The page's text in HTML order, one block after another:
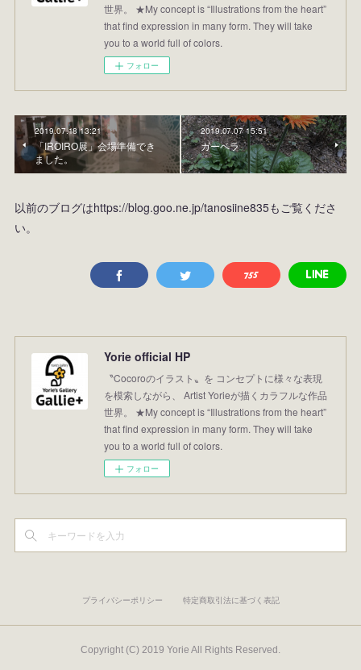
世界。 ★My concept is “Illustrations from the heart”
that find expression in many form. They will take
you to a world full of colors.
フォロー
2019.07.18 13:21
「IROIRO展」会場準備でき
ました。
2019.07.07 15:51
ガーベラ
以前のブログはhttps://blog.goo.ne.jp/tanosiine835もご覧くださ
い。
Yorie official HP
〝Cocoroのイラスト〟を コンセプトに様々な表現
を模索しながら、 Artist Yorieが描くカラフルな作品
世界。 ★My concept is “Illustrations from the heart”
that find expression in many form. They will take
you to a world full of colors.
フォロー
プライバシーポリシー 特定商取引法に基づく表記
Copyright (C) 2019 Yorie All Rights Reserved.